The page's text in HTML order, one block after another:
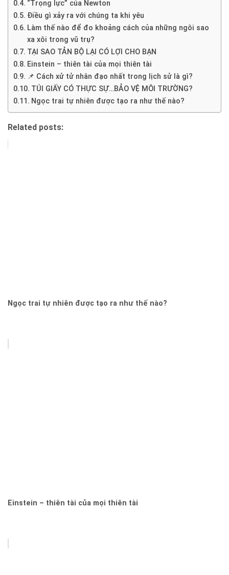
“Trọng lực” của Newton
Điều gì xảy ra với chúng ta khi yêu
Làm thế nào để đo khoảng cách của những ngôi sao
xa xôi trong vũ trụ?
TẠI SAO TẢN BỘ LẠI CÓ LỢI CHO BẠN
Einstein – thiên tài của mọi thiên tài
📌 Cách xử tử nhân đạo nhất trong lịch sử là gì?
TÚI GIẤY CÓ THỰC SỰ…BẢO VỆ MÔI TRƯỜNG?
Ngọc trai tự nhiên được tạo ra như thế nào?
Related posts:
Ngọc trai tự nhiên được tạo ra như thế nào?
Einstein – thiên tài của mọi thiên tài